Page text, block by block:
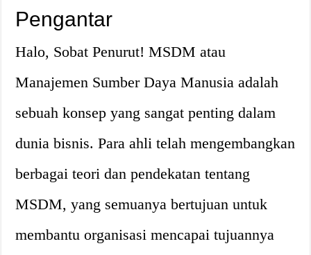
Pengantar
Halo, Sobat Penurut! MSDM atau
Manajemen Sumber Daya Manusia adalah
sebuah konsep yang sangat penting dalam
dunia bisnis. Para ahli telah mengembangkan
berbagai teori dan pendekatan tentang
MSDM, yang semuanya bertujuan untuk
membantu organisasi mencapai tujuannya